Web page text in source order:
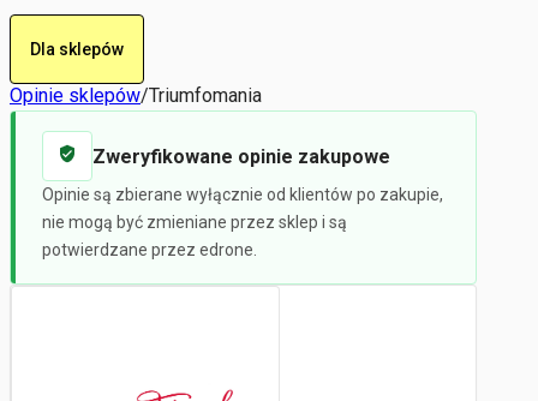
Dla sklepów
Opinie sklepów/Triumfomania
Zweryfikowane opinie zakupowe
Opinie są zbierane wyłącznie od klientów po zakupie,
nie mogą być zmieniane przez sklep i są
potwierdzane przez edrone.